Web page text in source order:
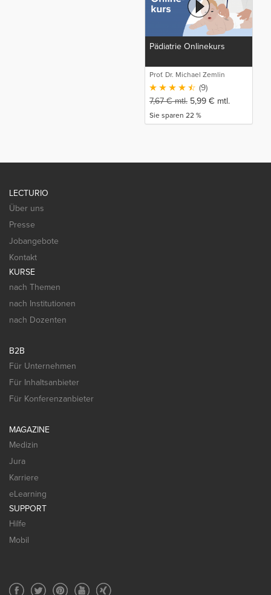
Pädiatrie Onlinekurs
Prof. Dr. Michael Zemlin
(9)
7,67€mtl. 5,99 € mtl.
Sie sparen 22 %
LECTURIO
Über uns
Presse
Jobangebote
Kontakt
KURSE
nach Themen
nach Institutionen
nach Dozenten
B2B
Für Unternehmen
Für Inhaltsanbieter
Für Konferenzanbieter
MAGAZINE
Medizin
Jura
Karriere
eLearning
SUPPORT
Hilfe
Mobil